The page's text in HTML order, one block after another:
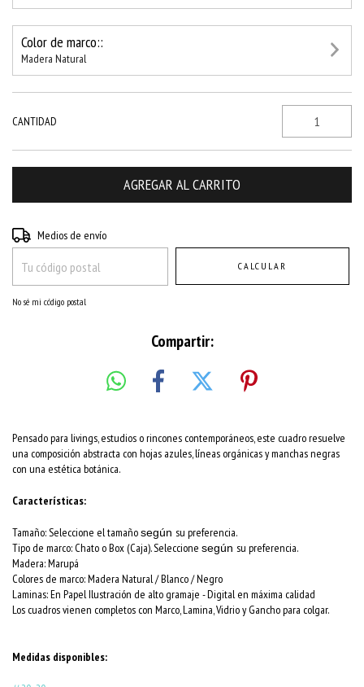
Color de marco::
Madera Natural
CANTIDAD
Entregas para el CP:
Medios de envío
CALCULAR
No sé mi código postal
Compartir:
Pensado para livings, estudios o rincones contemporáneos, este cuadro resuelve
una composición abstracta con hojas azules, líneas orgánicas y manchas negras
con una estética botánica.
Características:
Tamaño: Seleccione el tamañosegún su preferencia.
Tipo de marco: Chato o Box (Caja). Seleccione según su preferencia.
Madera: Marupá
Colores de marco:Madera Natural / Blanco / Negro
Laminas: En Papel Ilustración de alto gramaje - Digital en máxima calidad
Los cuadros vienen completos con Marco, Lamina, Vidrio y Gancho para colgar.
Medidas disponibles: